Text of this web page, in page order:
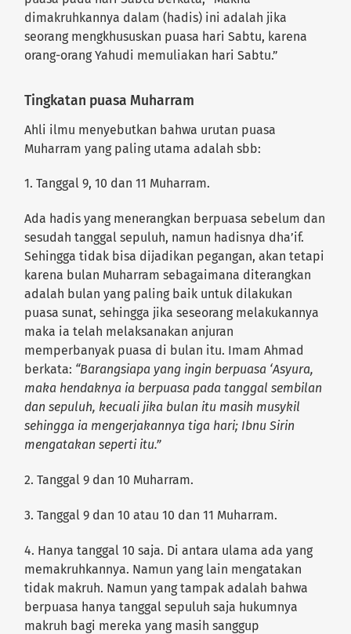
dimakruhkannya dalam (hadis) ini adalah jika
seorang mengkhususkan puasa hari Sabtu, karena
orang-orang Yahudi memuliakan hari Sabtu.”
Tingkatan puasa Muharram
Ahli ilmu menyebutkan bahwa urutan puasa
Muharram yang paling utama adalah sbb:
1. Tanggal 9, 10 dan 11 Muharram.
Ada hadis yang menerangkan berpuasa sebelum dan
sesudah tanggal sepuluh, namun hadisnya dha’if.
Sehingga tidak bisa dijadikan pegangan, akan tetapi
karena bulan Muharram sebagaimana diterangkan
adalah bulan yang paling baik untuk dilakukan
puasa sunat, sehingga jika seseorang melakukannya
maka ia telah melaksanakan anjuran
memperbanyak puasa di bulan itu. Imam Ahmad
berkata: “Barangsiapa yang ingin berpuasa ‘Asyura,
maka hendaknya ia berpuasa pada tanggal sembilan
dan sepuluh, kecuali jika bulan itu masih musykil
sehingga ia mengerjakannya tiga hari; Ibnu Sirin
mengatakan seperti itu.”
2. Tanggal 9 dan 10 Muharram.
3. Tanggal 9 dan 10 atau 10 dan 11 Muharram.
4. Hanya tanggal 10 saja. Di antara ulama ada yang
memakruhkannya. Namun yang lain mengatakan
tidak makruh. Namun yang tampak adalah bahwa
berpuasa hanya tanggal sepuluh saja hukumnya
makruh bagi mereka yang masih sanggup